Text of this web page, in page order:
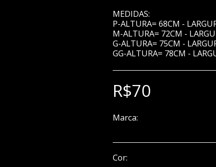
MEDIDAS:
P-ALTURA= 68CM -
M-ALTURA= 72CM -
G-ALTURA= 75CM -
GG-ALTURA= 78CM -
R$70
Marca:
Cor: